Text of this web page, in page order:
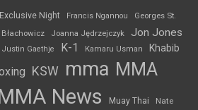
Night Francis Ngannou
Georges St.
Joanna Jędrzejczyk Jon Jones
Justin Gaethje K-1 Kamaru Usman Khabib
KSW mma MMA
News Muay Thai Nate